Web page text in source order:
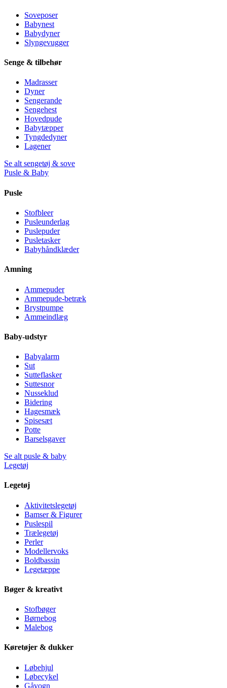
Soveposer
Babynest
Babydyner
Slyngevugger
Senge & tilbehør
Madrasser
Dyner
Sengerande
Sengehest
Hovedpude
Babytæpper
Tyngdedyner
Lagener
Se alt sengetøj & sove
Pusle & Baby
Pusle
Stofbleer
Pusleunderlag
Puslepuder
Pusletasker
Babyhåndklæder
Amning
Ammepuder
Ammepude-betræk
Brystpumpe
Ammeindlæg
Baby-udstyr
Babyalarm
Sut
Sutteflasker
Suttesnor
Nusseklud
Bidering
Hagesmæk
Spisesæt
Potte
Barselsgaver
Se alt pusle & baby
Legetøj
Legetøj
Aktivitetslegetøj
Bamser & Figurer
Puslespil
Trælegetøj
Perler
Modellervoks
Boldbassin
Legetæppe
Bøger & kreativt
Stofbøger
Børnebog
Malebog
Køretøjer & dukker
Løbehjul
Løbecykel
Gåvogn